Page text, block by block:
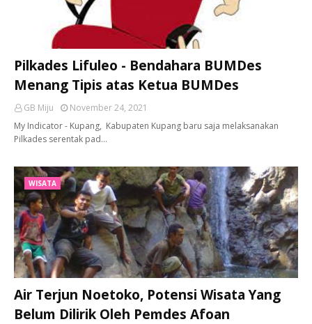
Pilkades Lifuleo - Bendahara BUMDes
Menang Tipis atas Ketua BUMDes
GB Miju
November 24, 2021
My Indicator - Kupang, Kabupaten Kupang baru saja melaksanakan
Pilkades serentak pad…
WISATA
Air Terjun Noetoko, Potensi Wisata Yang
Belum Dilirik Oleh Pemdes Afoan